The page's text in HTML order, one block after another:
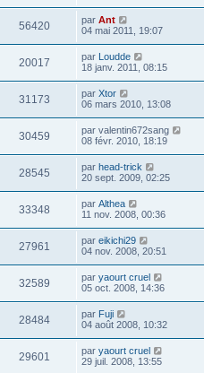
56420 par Ant
04 mai 2011, 19:07
20017 par Loudde
18 janv. 2011, 08:15
31173 par Xtor
06 mars 2010, 13:08
30459 par valentin672sang
08 févr. 2010, 18:19
28545 par head-trick
20 sept. 2009, 02:25
33348 par Althea
11 nov. 2008, 00:36
27961 par eikichi29
04 nov. 2008, 20:51
32589 par yaourt cruel
05 oct. 2008, 14:36
28484 par Fuji
04 août 2008, 10:32
29601 par yaourt cruel
29 juil. 2008, 13:55